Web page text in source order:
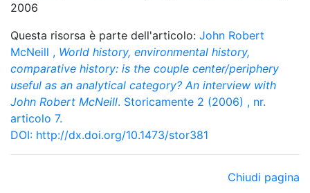
2006
Questa risorsa è parte dell'articolo: John Robert
McNeill , World history, environmental history,
comparative history: is the couple center/periphery
useful as an analytical category? An interview with
John Robert McNeill. Storicamente 2 (2006) , nr.
articolo 7.
DOI: http://dx.doi.org/10.1473/stor381
Chiudi pagina